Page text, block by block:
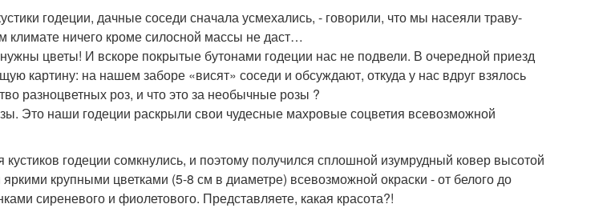
годеции, дачные соседи сначала усмехались, - говорили, что мы насеяли траву-
климате ничего кроме силосной массы не даст…
цветы! И вскоре покрытые бутонами годеции нас не подвели. В очередной приезд
картину: на нашем заборе «висят» соседи и обсуждают, откуда у нас вдруг взялось
разноцветных роз, и что это за необычные розы ?
Это наши годеции раскрыли свои чудесные махровые соцветия всевозможной
годеции сомкнулись, и поэтому получился сплошной изумрудный ковер высотой
крупными цветками (5-8 см в диаметре) всевозможной окраски - от белого до
сиреневого и фиолетового. Представляете, какая красота?!